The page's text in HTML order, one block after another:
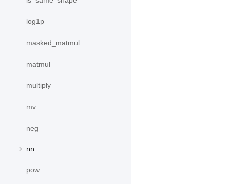
log1p
masked_matmul
matmul
multiply
mv
neg
nn
pow